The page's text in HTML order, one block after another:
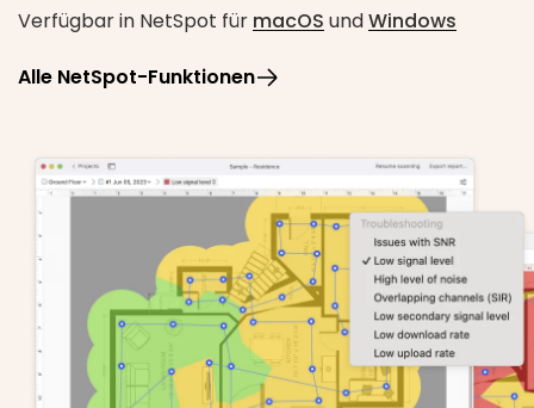
Verfügbar in NetSpot für macOS undWindows
Alle NetSpot-Funktionen